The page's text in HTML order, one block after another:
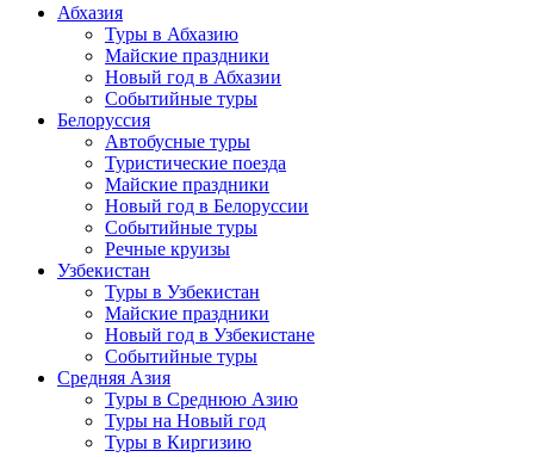
Абхазия
Туры в Абхазию
Майские праздники
Новый год в Абхазии
Событийные туры
Белоруссия
Автобусные туры
Туристические поезда
Майские праздники
Новый год в Белоруссии
Событийные туры
Речные круизы
Узбекистан
Туры в Узбекистан
Майские праздники
Новый год в Узбекистане
Событийные туры
Средняя Азия
Туры в Среднюю Азию
Туры на Новый год
Туры в Киргизию